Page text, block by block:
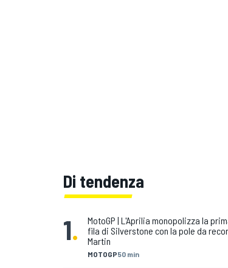
Di tendenza
1.
MOTOGP50 min
MotoGP | L'Aprilia monopolizza la
fila di Silverstone con la pole da
Martin